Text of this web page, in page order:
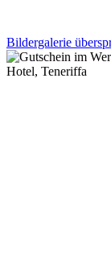
Bildergalerie